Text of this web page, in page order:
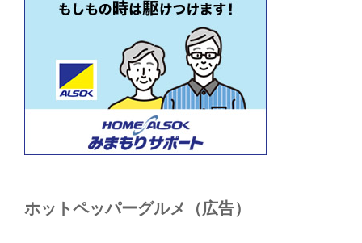
ホットペッパーグルメ（広告）